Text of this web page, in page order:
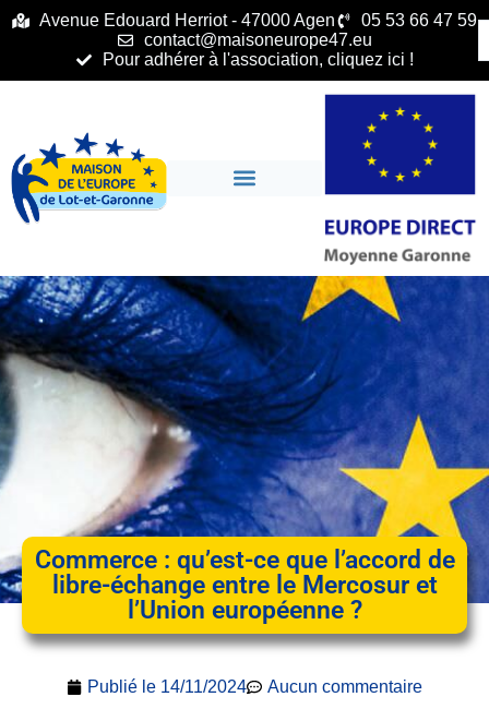
principalAvenue Edouard Herriot - 47000 Agen
05 53 66 47 59
contact@maisoneurope47.eu
Pour adhérer à l'association, cliquez ici !
Commerce : qu’est-ce que l’accord de
libre-échange entre le Mercosur et
l’Union européenne ?
Publié le 14/11/2024 Aucun commentaire